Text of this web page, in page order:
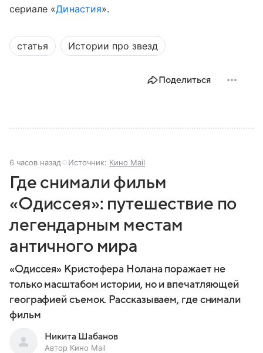
сериале «Династия».
статья Истории про звезд
Поделиться
6 часов назад Источник: Кино Mail
Где снимали фильм
«Одиссея»: путешествие по
легендарным местам
античного мира
«Одиссея» Кристофера Нолана поражает не
только масштабом истории, но и впечатляющей
географией съемок. Рассказываем, где снимали
фильм
Никита Шабанов
Автор Кино Mail